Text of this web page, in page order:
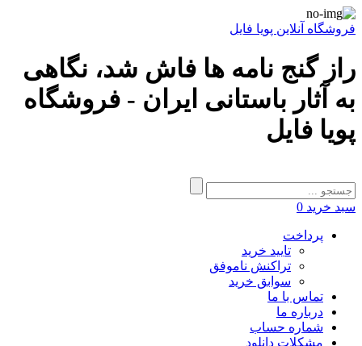
فروشگاه آنلاین پویا فایل
راز گنج نامه ها فاش شد، نگاهی
به آثار باستانی ایران - فروشگاه
پویا فایل
سبد خرید 0
پرداخت
تایید خرید
تراکنش ناموفق
سوابق خرید
تماس با ما
درباره ما
شماره حساب
مشکلات دانلود